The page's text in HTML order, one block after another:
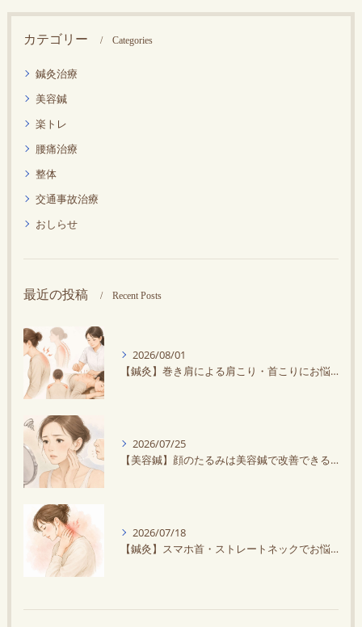
カテゴリー Categories
鍼灸治療
美容鍼
楽トレ
腰痛治療
整体
交通事故治療
おしらせ
最近の投稿 Recent Posts
2026/08/01
【鍼灸】巻き肩による肩こり・首こりにお悩みの方に鍼灸がオススメ！スマホ・デスクワークで悪化する？
2026/07/25
【美容鍼】顔のたるみは美容鍼で改善できる？原因と効果を解説
2026/07/18
【鍼灸】スマホ首・ストレートネックでお悩みの方へ｜鍼灸で首の負担を軽減しませんか？